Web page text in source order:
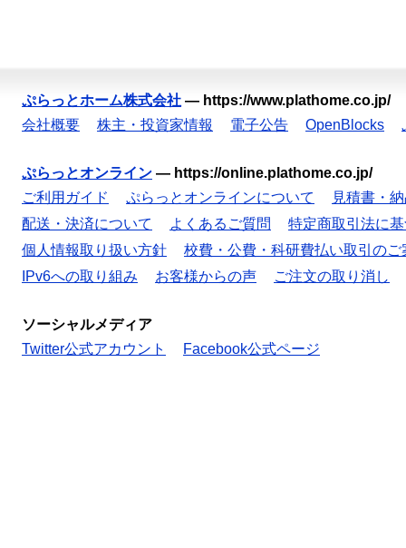
ぷらっとホーム株式会社 — https://www.plathome.co.jp/
会社概要
株主・投資家情報 電子公告 OpenBlocks
ぷらっとオンライン — https://online.plathome.co.jp/
ご利用ガイド
ぷらっとオンラインについて
見積書・
配送・決済について
よくあるご質問
特定商取引法に
個人情報取り扱い方針
校費・公費・科研費払い取引のご
IPv6への取り組み
お客様からの声 ご注文の取り消し
ソーシャルメディア
Twitter公式アカウント
Facebook公式ページ